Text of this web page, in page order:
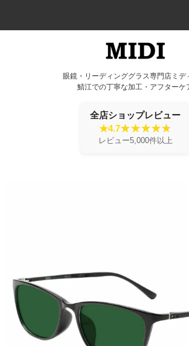
眼鏡・リーディンググラス専門店ミデ
鯖江での丁寧な加工・アフターケ
全店ショップレビュー
★4.7
レビュー5,000件以上